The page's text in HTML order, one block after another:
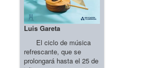
Luis Gareta
El ciclo de música
refrescante, que se
prolongará hasta el 25 de